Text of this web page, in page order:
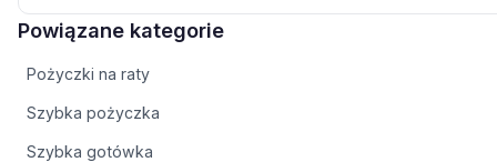
Powiązane kategorie
Pożyczki na raty
Szybka pożyczka
Szybka gotówka